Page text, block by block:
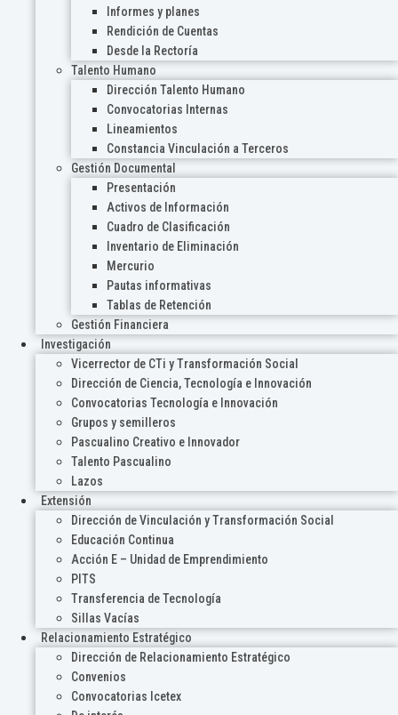
Informes y planes
Rendición de Cuentas
Desde la Rectoría
Talento Humano
Dirección Talento Humano
Convocatorias Internas
Lineamientos
Constancia Vinculación a Terceros
Gestión Documental
Presentación
Activos de Información
Cuadro de Clasificación
Inventario de Eliminación
Mercurio
Pautas informativas
Tablas de Retención
Gestión Financiera
Investigación
Vicerrector de CTi y Transformación Social
Dirección de Ciencia, Tecnología e Innovación
Convocatorias Tecnología e Innovación
Grupos y semilleros
Pascualino Creativo e Innovador
Talento Pascualino
Lazos
Extensión
Dirección de Vinculación y Transformación Social
Educación Continua
Acción E – Unidad de Emprendimiento
PITS
Transferencia de Tecnología
Sillas Vacías
Relacionamiento Estratégico
Dirección de Relacionamiento Estratégico
Convenios
Convocatorias Icetex